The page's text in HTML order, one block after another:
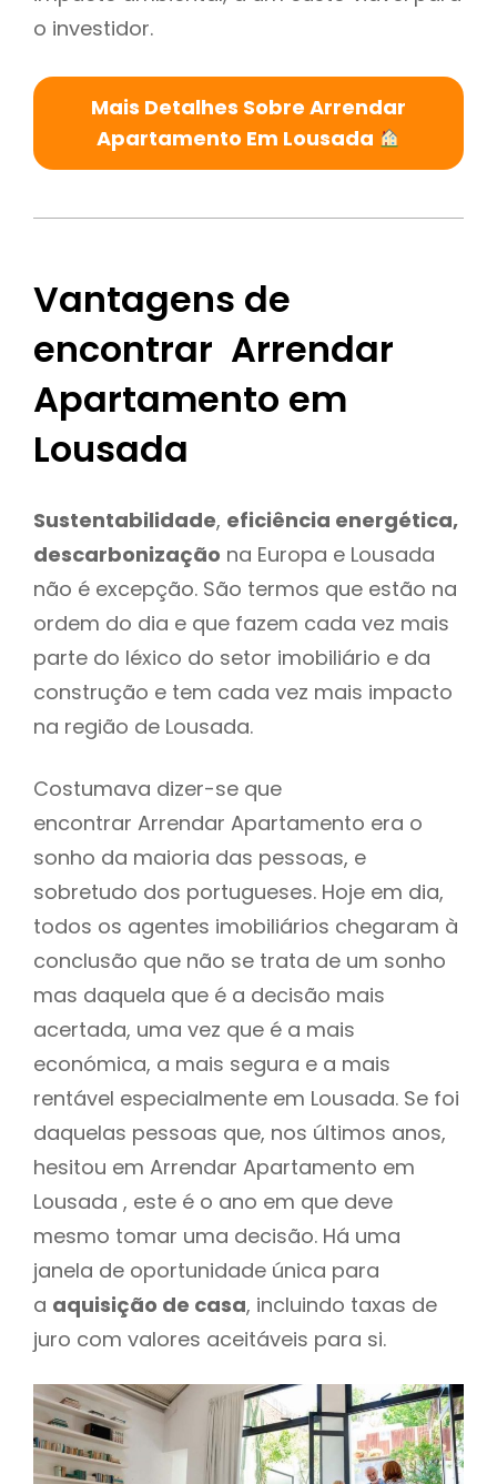
o investidor.
Mais Detalhes Sobre Arrendar
Apartamento Em Lousada
Vantagens de
encontrar Arrendar
Apartamento em
Lousada
Sustentabilidade, eficiência energética,
descarbonização na Europa e Lousada
não é excepção. São termos que estão na
ordem do dia e que fazem cada vez mais
parte do léxico do setor imobiliário e da
construção e tem cada vez mais impacto
na região de Lousada.
Costumava dizer-se que
encontrar Arrendar Apartamento era o
sonho da maioria das pessoas, e
sobretudo dos portugueses. Hoje em dia,
todos os agentes imobiliários chegaram à
conclusão que não se trata de um sonho
mas daquela que é a decisão mais
acertada, uma vez que é a mais
económica, a mais segura e a mais
rentável especialmente em Lousada. Se foi
daquelas pessoas que, nos últimos anos,
hesitou em Arrendar Apartamento em
Lousada , este é o ano em que deve
mesmo tomar uma decisão. Há uma
janela de oportunidade única para
a aquisição de casa, incluindo taxas de
juro com valores aceitáveis para si.